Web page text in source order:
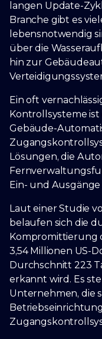
langen Update-
Branche gibt es
lebensnotwendig
über die
hin zur
Ein oft
Kontrollsysteme
Gebäude-
Lösungen, die
Ein- und
Laut einer Studie
belaufen sich die
Kompromittierung
3,54 Millionen US-
Durchschnitt 223
erkannt wird. Es
Unternehmen, die